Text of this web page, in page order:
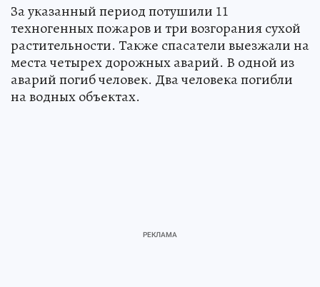
За указанный период потушили 11
техногенных пожаров и три возгорания сухой
растительности. Также спасатели выезжали на
места четырех дорожных аварий. В одной из
аварий погиб человек. Два человека погибли
на водных объектах.